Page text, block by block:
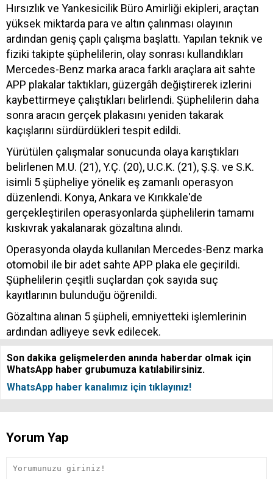
Hırsızlık ve Yankesicilik Büro Amirliği ekipleri, araçtan
yüksek miktarda para ve altın çalınması olayının
ardından geniş çaplı çalışma başlattı. Yapılan teknik ve
fiziki takipte şüphelilerin, olay sonrası kullandıkları
Mercedes-Benz marka araca farklı araçlara ait sahte
APP plakalar taktıkları, güzergâh değiştirerek izlerini
kaybettirmeye çalıştıkları belirlendi. Şüphelilerin daha
sonra aracın gerçek plakasını yeniden takarak
kaçışlarını sürdürdükleri tespit edildi.
Yürütülen çalışmalar sonucunda olaya karıştıkları
belirlenen M.U. (21), Y.Ç. (20), U.C.K. (21), Ş.Ş. ve S.K.
isimli 5 şüpheliye yönelik eş zamanlı operasyon
düzenlendi. Konya, Ankara ve Kırıkkale'de
gerçekleştirilen operasyonlarda şüphelilerin tamamı
kıskıvrak yakalanarak gözaltına alındı.
Operasyonda olayda kullanılan Mercedes-Benz marka
otomobil ile bir adet sahte APP plaka ele geçirildi.
Şüphelilerin çeşitli suçlardan çok sayıda suç
kayıtlarının bulunduğu öğrenildi.
Gözaltına alınan 5 şüpheli, emniyetteki işlemlerinin
ardından adliyeye sevk edilecek.
Son dakika gelişmelerden anında haberdar olmak için
WhatsApp haber grubumuza katılabilirsiniz.
WhatsApp haber kanalımız için tıklayınız!
Yorum Yap